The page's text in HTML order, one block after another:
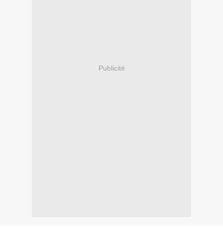
Publicité